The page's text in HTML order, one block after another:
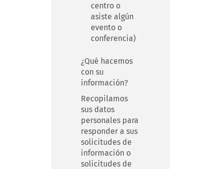
centro o
asiste algún
evento o
conferencia)
¿Qué hacemos
con su
información?
Recopilamos
sus datos
personales para
responder a sus
solicitudes de
información o
solicitudes de